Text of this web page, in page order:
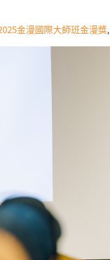
金漫國際大師班金漫獎,